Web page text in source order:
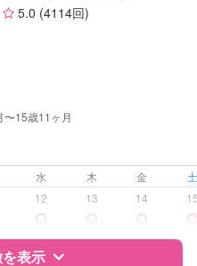
出済ベビーシッター
病後児、ともに不可
は個別に相談
5.0 (4114回)
〜15歳11ヶ月
水 木 金
12 13 14
表示